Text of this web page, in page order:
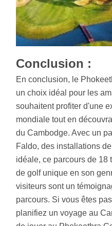
Conclusion :
En conclusion, le
un choix idéal pour les
souhaitent profiter d'une
mondiale tout en
du Cambodge. Avec un
Faldo, des installations
idéale, ce parcours de 18
de golf unique en son
visiteurs sont un
parcours. Si vous êtes
planifiez un voyage au